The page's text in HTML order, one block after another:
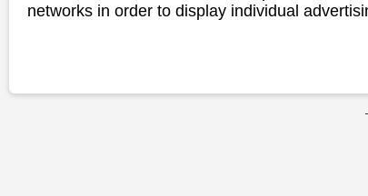
networks in order to display individual